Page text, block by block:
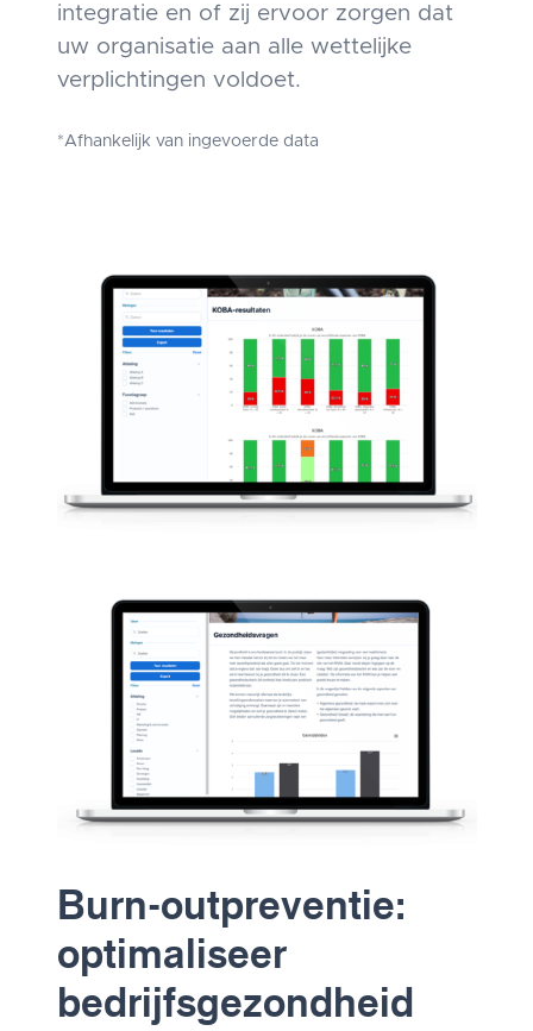
integratie en of zij ervoor zorgen dat
uw organisatie aan alle wettelijke
verplichtingen voldoet.
*Afhankelijk van ingevoerde data
Burn-outpreventie:
optimaliseer
bedrijfsgezondheid